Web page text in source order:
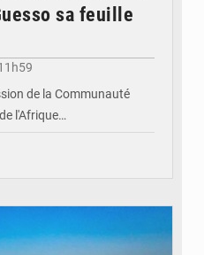
sa feuille
de la Communauté
l'Afrique…